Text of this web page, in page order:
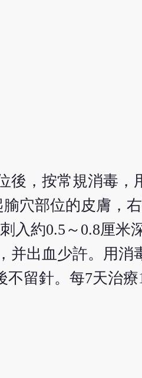
後，按常規消毒，
穴部位的皮膚，
入約0.5～0.8厘米
出血少許。用消
留針。每7天治療